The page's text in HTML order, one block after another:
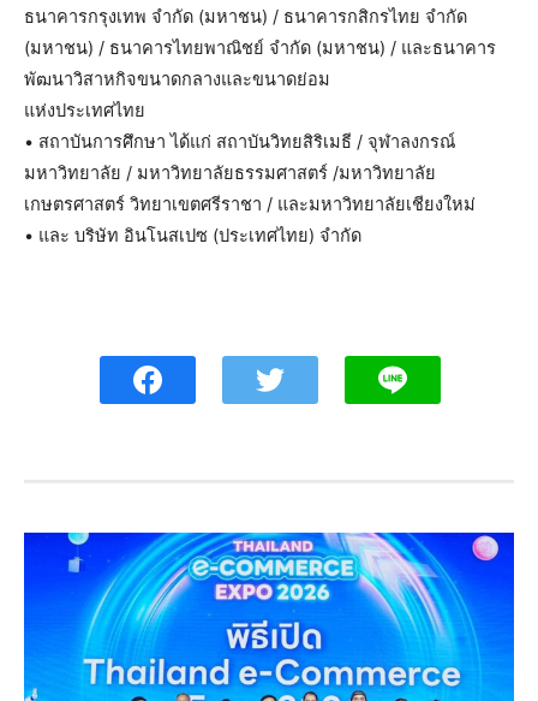
ธนาคารกรุงเทพ จำกัด (มหาชน) / ธนาคารกสิกรไทย จำกัด
(มหาชน) / ธนาคารไทยพาณิชย์ จำกัด (มหาชน) / และธนาคาร
พัฒนาวิสาหกิจขนาดกลางและขนาดย่อม
แห่งประเทศไทย
• สถาบันการศึกษา ได้แก่ สถาบันวิทยสิริเมธี / จุฬาลงกรณ์
มหาวิทยาลัย / มหาวิทยาลัยธรรมศาสตร์ /มหาวิทยาลัย
เกษตรศาสตร์ วิทยาเขตศรีราชา / และมหาวิทยาลัยเชียงใหม่
• และ บริษัท อินโนสเปซ (ประเทศไทย) จำกัด